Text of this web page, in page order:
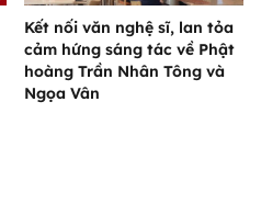
Kết nối văn nghệ sĩ, lan tỏa
cảm hứng sáng tác về Phật
hoàng Trần Nhân Tông và
Ngọa Vân